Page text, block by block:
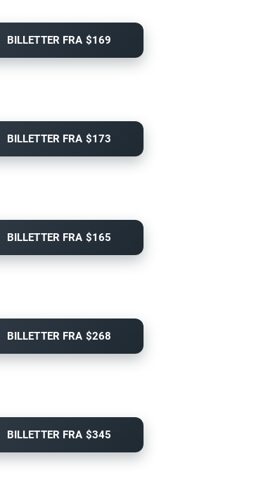
BILLETTER FRA $169
BILLETTER FRA $173
BILLETTER FRA $165
BILLETTER FRA $268
BILLETTER FRA $345